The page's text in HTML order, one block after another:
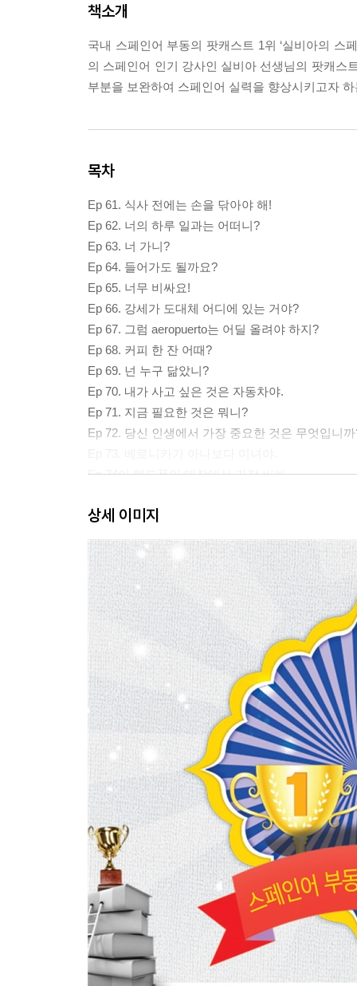
책소개
국내 스페인어 부동의 팟캐스트 1위 ‘실비아의 스
의 스페인어 인기 강사인 실비아 선생님의 팟캐스
부분을 보완하여 스페인어 실력을 향상시키고자
목차
Ep 61. 식사 전에는 손을 닦아야 해!
Ep 62. 너의 하루 일과는 어떠니?
Ep 63. 너 가니?
Ep 64. 들어가도 될까요?
Ep 65. 너무 비싸요!
Ep 66. 강세가 도대체 어디에 있는 거야?
Ep 67. 그럼 aeropuerto는 어딜 올려야 하지?
Ep 68. 커피 한 잔 어때?
Ep 69. 넌 누구 닮았니?
Ep 70. 내가 사고 싶은 것은 자동차야.
Ep 71. 지금 필요한 것은 뭐니?
Ep 72. 당신 인생에서 가장 중요한 것은 무엇입니
Ep 74이 핸드폰이 매장에서 가장 비싸.
Ep 76. 멕시코에 가 본 적 있니?
Ep 77. 오늘 남친이랑 끝났어.
Ep 78. 저녁 식사는 준비되어 있다.
Ep 79. 오늘 뭐 했어?
Ep 80. 단순과거가 무엇인가요?
Ep 81. 단순과거 ~er형 규칙동사
Ep 82. 단순과거 ~ir형 규칙동사
Ep 83. ser / ir / dar / ver 단순과거 불규칙 동사 I
Ep 84. estar / tener / poder 단순과거 불규칙 동사
Ep 85. venir / hacer 단순과거 불규칙 동사 II-2
Ep 86. leer / creer / oir / reir 단순과거 불규칙 동사
Ep 87. sentir / pedir / dormir 단순과거 불규칙 동사
Ep 88. buscar / pagar / empezar 단순과거 불규칙
Ep 89. Hoy 그리고 Ayer
Ep 90. ¡Feliz Navidad! 행복한 크리스마스
Ep 91. ¡Feliz Ano Nuevo! 새해에도 행복하세요!
Ep 92. 불완료과거란 무엇일까?
Ep 93. ser / ir / ver 불완료과거 불규칙 동사
Ep 94. ~ar형 불완료과거 규칙형
Ep 95. ~er형 불완료과거 규칙형
Ep 96. ~ir형 불완료과거 규칙형
Ep 97 불완료과거 시제 사용법
Ep 98내가 어렸을 적에...
상세 이미지